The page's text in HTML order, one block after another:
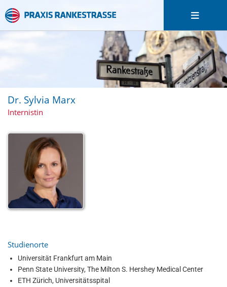
Dr. Sylvia Marx
Internistin
Studienorte
Universität Frankfurt am Main
Penn State University, The Milton S. Hershey Medical Center
ETH Zürich, Universitätsspital